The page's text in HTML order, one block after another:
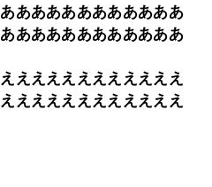
あああああああああああ
あああああああああああ
えええええええええええ
えええええええええええ